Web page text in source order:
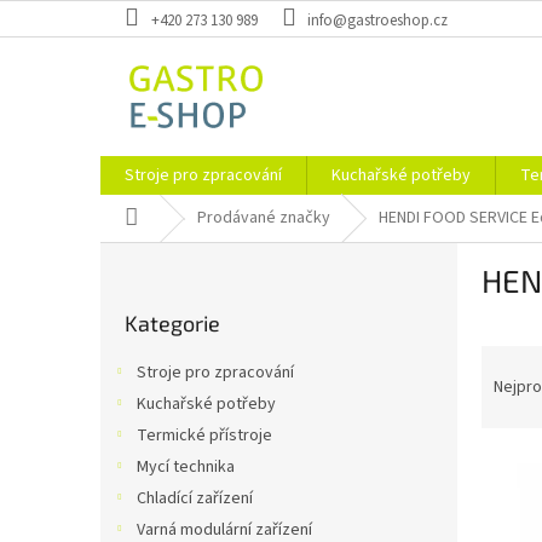
na
+420 273 130 989 info@gastroeshop.cz
Stroje pro zpracování Kuchařské potřeby
Domů Prodávané značky HENDI FOOD SERVICE
kategorie
Kategorie
Stroje pro zpracování
Kuchařské potřeby
Termické přístroje
Mycí technika
Chladící zařízení
Varná modulární zařízení